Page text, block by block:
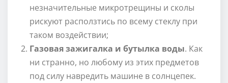
незначительные микротрещины и сколы
рискуют расползтись по всему стеклу при
таком воздействии;
Газовая зажигалка и бутылка воды. Как
ни странно, но любому из этих предметов
под силу навредить машине в солнцепек.